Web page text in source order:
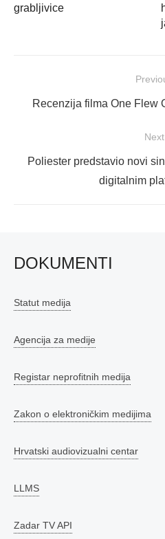
grabljivice
objava
Previous
Recenzija filma One Flew
Next
Next
Poliester predstavio novi
digitalnim
DOKUMENTI
Statut medija
Agencija za medije
Registar neprofitnih medija
Zakon o elektroničkim medijima
Hrvatski audiovizualni centar
LLMS
Zadar TV API